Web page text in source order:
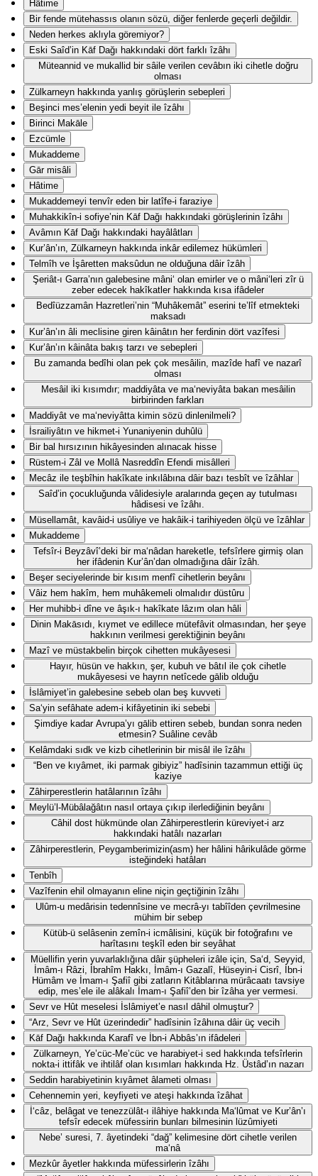
Hâtime
Bir fende mütehassıs olanın sözü, diğer fenlerde geçerli değildir.
Neden herkes aklıyla göremiyor?
Eski Saîd’in Kāf Dağı hakkındaki dört farklı îzâhı
Müteannid ve mukallid bir sâile verilen cevâbın iki cihetle doğru
olması
Zülkarneyn hakkında yanlış görüşlerin sebepleri
Beşinci mes’elenin yedi beyit ile îzâhı
Birinci Makāle
Ezcümle
Mukaddeme
Gār misâli
Hâtime
Mukaddemeyi tenvîr eden bir latîfe-i faraziye
Muhakkikîn-i sofiye’nin Kāf Dağı hakkındaki görüşlerinin îzâhı
Avâmın Kāf Dağı hakkındaki hayâlâtları
Kur’ân’ın, Zülkarneyn hakkında inkâr edilemez hükümleri
Telmîh ve İşâretten maksûdun ne olduğuna dâir îzâh
Şeriât-ı Garra’nın galebesine mâni‘ olan emirler ve o mâni‘leri zîr ü
zeber edecek hakîkatler hakkında kısa ifâdeler
Bedîüzzamân Hazretleri’nin “Muhâkemât” eserini te’lîf etmekteki
maksadı
Kur’ân’ın âli meclisine giren kâinâtın her ferdinin dört vazîfesi
Kur’ân’ın kâinâta bakış tarzı ve sebepleri
Bu zamanda bedîhi olan pek çok mesâilin, mazîde hafî ve nazarî
olması
Mesâil iki kısımdır; maddiyâta ve ma‘neviyâta bakan mesâilin
birbirinden farkları
Maddiyât ve ma‘neviyâtta kimin sözü dinlenilmeli?
İsrailiyâtın ve hikmet-i Yunaniyenin duhûlü
Bir bal hırsızının hikâyesinden alınacak hisse
Rüstem-i Zâl ve Mollâ Nasreddîn Efendi misâlleri
Mecâz ile teşbîhin hakîkate inkılâbına dâir bazı tesbît ve îzâhlar
Saîd’in çocukluğunda vâlidesiyle aralarında geçen ay tutulması
hâdisesi ve îzâhı.
Müsellamât, kavâid-i usûliye ve hakâik-i tarihiyeden ölçü ve îzâhlar
Mukaddeme
Tefsîr-i Beyzâvî’deki bir ma‘nâdan hareketle, tefsîrlere girmiş olan
her ifâdenin Kur’ân’dan olmadığına dâir îzâh.
Beşer seciyelerinde bir kısım menfî cihetlerin beyânı
Vâiz hem hakîm, hem muhâkemeli olmalıdır düstûru
Her muhibb-i dîne ve âşık-ı hakîkate lâzım olan hâli
Dinin Makāsıdı, kıymet ve edillece mütefâvit olmasından, her şeye
hakkının verilmesi gerektiğinin beyânı
Mazî ve müstakbelin birçok cihetten mukâyesesi
Hayır, hüsün ve hakkın, şer, kubuh ve bâtıl ile çok cihetle
mukâyesesi ve hayrın netîcede gālib olduğu
İslâmiyet’in galebesine sebeb olan beş kuvveti
Sa‘yin sefâhate adem-i kifâyetinin iki sebebi
Şimdiye kadar Avrupa’yı gālib ettiren sebeb, bundan sonra neden
etmesin? Suâline cevâb
Kelâmdaki sıdk ve kizb cihetlerinin bir misâl ile îzâhı
“Ben ve kıyâmet, iki parmak gibiyiz” hadîsinin tazammun ettiği üç
kaziye
Zâhirperestlerin hatâlarının îzâhı
Meylü’l-Mübâlağâtın nasıl ortaya çıkıp ilerlediğinin beyânı
Câhil dost hükmünde olan Zâhirperestlerin küreviyet-i arz
hakkındaki hatâlı nazarları
Zâhirperestlerin, Peygamberimizin(asm) her hâlini hârikulâde görme
isteğindeki hatâları
Tenbîh
Vazîfenin ehil olmayanın eline niçin geçtiğinin îzâhı
Ulûm-u medârisin tedennîsine ve mecrâ-yı tabîîden çevrilmesine
mühim bir sebep
Kütüb-ü selâsenin zemîn-i icmâlisini, küçük bir fotoğrafını ve
harîtasını teşkîl eden bir seyâhat
Müellifin yerin yuvarlaklığına dâir şüpheleri izâle için, Sa‘d, Seyyid,
İmâm-ı Râzi, İbrahîm Hakkı, İmâm-ı Gazalî, Hüseyin-i Cisrî, İbn-i
Hümâm ve İmam-ı Şafiî gibi zatların Kitâblarına mürâcaatı tavsiye
edip, mes’ele ile alâkalı İmam-ı Şafiî’den bir îzâha yer vermesi.
Sevr ve Hût meselesi İslâmiyet’e nasıl dâhil olmuştur?
“Arz, Sevr ve Hût üzerindedir” hadîsinin îzâhına dâir üç vecih
Kāf Dağı hakkında Karafî ve İbn-i Abbâs’ın ifâdeleri
Zülkarneyn, Ye’cüc-Me’cüc ve harabiyet-i sed hakkında tefsîrlerin
nokta-i ittifâk ve ihtilâf olan kısımları hakkında Hz. Üstâd’ın nazarı
Seddin harabiyetinin kıyâmet âlameti olması
Cehennemin yeri, keyfiyeti ve ateşi hakkında îzâhat
İ‘câz, belâgat ve tenezzülât-ı ilâhiye hakkında Ma‘lûmat ve Kur’ân’ı
tefsîr edecek müfessirin bunları bilmesinin lüzûmiyeti
Nebe’ suresi, 7. âyetindeki “dağ” kelimesine dört cihetle verilen
ma‘nâ
Mezkûr âyetler hakkında müfessirlerin îzâhı